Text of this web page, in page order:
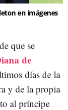
en imágenes
que se
de
días de la
y de la propia
al príncipe